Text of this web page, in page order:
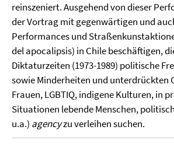
reinszeniert. Ausgehend von dieser
der Vortrag mit gegenwärtigen und
Performances und
del apocalipsis) in Chile beschäftigen,
Diktaturzeiten (1973-1989) politische
sowie Minderheiten und unterdrückten
Frauen, LGBTIQ, indigene Kulturen, in
Situationen lebende Menschen,
u.a.) agencyzu verleihen suchen.